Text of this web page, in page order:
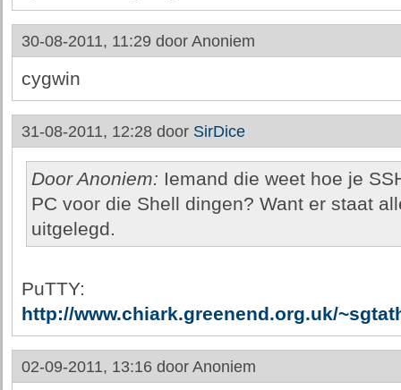
30-08-2011, 11:29 door Anoniem
cygwin
31-08-2011, 12:28 door SirDice
Door Anoniem: Iemand die weet hoe je
PC voor die Shell dingen? Want er staat
uitgelegd.
PuTTY:
http://www.chiark.greenend.org.uk/
02-09-2011, 13:16 door Anoniem